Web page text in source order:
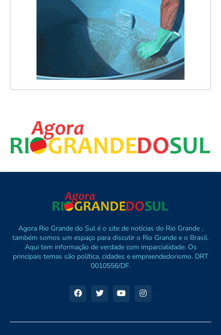
Agora Rio Grande do Sul é o site de notícias do Rio Grande ,
também somos um espaço para discutir o Rio Grande e o Brasil.
Aqui tem informação de verdade com imparcialidade. Os
principais temas são política, cidades e empreendedorismo. DRT
0010556/DF.